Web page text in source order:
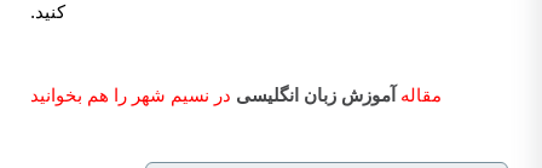
کنید.
مقاله آموزش زبان انگلیسی در نسیم شهر را هم بخوانید